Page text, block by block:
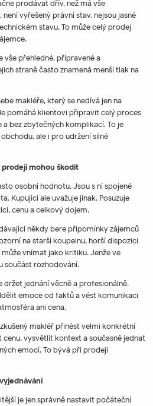
prodávat dřív, než má vše
vyřešený právní stav, nejsou jasné
stavu. To může celý prodej
vše přehledné, připravené a
straně často znamená menší tlak na
makléře, který se nedívá jen na
pomáhá klientovi připravit celý proces
bez zbytečných komplikací. To je
ale i pro udržení silné
prodeji mohou škodit
osobní hodnotu. Jsou s ní spojené
Kupující ale uvažuje jinak. Posuzuje
cenu a celkový dojem.
někdy bere připomínky zájemců
na starší koupelnu, horší dispozici
vnímat jako kritiku. Jenže ve
součást rozhodování.
jednání věcně a profesionálně.
emoce od faktů a vést komunikaci
ani cena.
makléř přinést velmi konkrétní
vysvětlit kontext a současně jednat
emocí. To bývá při prodeji
je jen správně nastavit počáteční